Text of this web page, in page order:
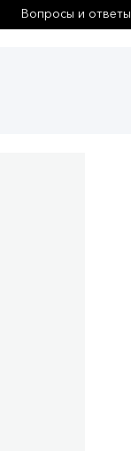
Вопросы и ответы